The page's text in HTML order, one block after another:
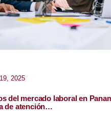
2025
del mercado laboral en
de atención…